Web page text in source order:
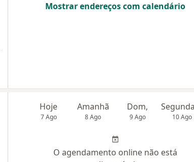
Mostrar endereços com calendário
Hoje
7 Ago
Amanhã
8 Ago
Dom,
9 Ago 10 Ago
O agendamento online não está